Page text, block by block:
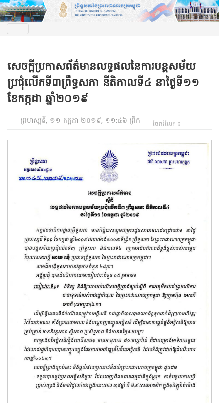
សេចក្ដីប្រកាសព័ត៌មានលទ្ធផលនៃការបន្ដសម័យ
ប្រជុំលើកទី៣ព្រឹទ្ធសភា នីតិកាលទី៤ នាថ្ងៃទី១១
ខែកក្កដា ឆ្នាំ២០១៩
ព្រហស្បតិ៍, ១១ កក្កដា ២០១៩, ១១:៤៦ ព្រឹក ចែករំលែក ៖